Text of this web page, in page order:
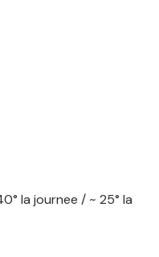
la journee / ~ 25° la